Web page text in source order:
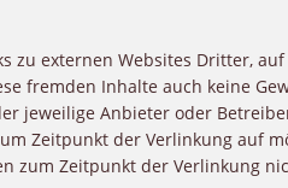
zu externen Websites Dritter,
fremden Inhalte auch keine
jeweilige Anbieter oder
Zeitpunkt der Verlinkung auf
zum Zeitpunkt der Verlinkung